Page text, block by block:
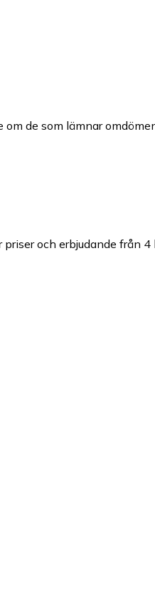
de som lämnar
priser och erbjudande från 4